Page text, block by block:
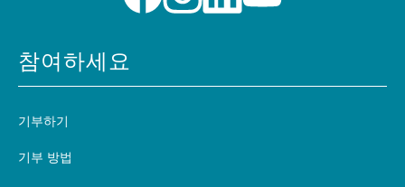
참여하세요
기부하기
기부 방법